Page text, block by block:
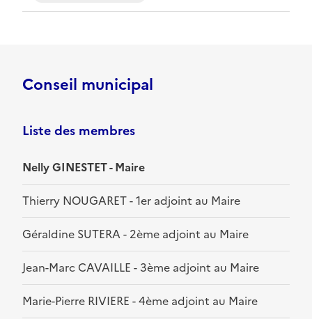
Conseil municipal
Liste des membres
Nelly GINESTET - Maire
Thierry NOUGARET - 1er adjoint au Maire
Géraldine SUTERA - 2ème adjoint au Maire
Jean-Marc CAVAILLE - 3ème adjoint au Maire
Marie-Pierre RIVIERE - 4ème adjoint au Maire